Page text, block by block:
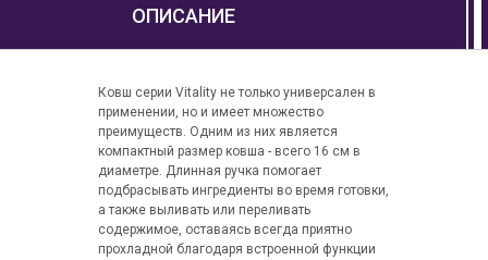
ОПИСАНИЕ
Ковш серии Vitality не только универсален в
применении, но и имеет множество
преимуществ. Одним из них является
компактный размер ковша - всего 16 см в
диаметре. Длинная ручка помогает
подбрасывать ингредиенты во время готовки,
а также выливать или переливать
содержимое, оставаясь всегда приятно
прохладной благодаря встроенной функции